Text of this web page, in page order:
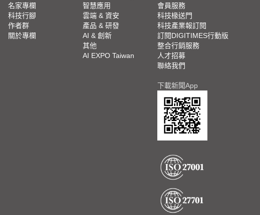
名家專欄
科技行腳
作者群
關於專欄
智慧應用
雲端 & 資安
產品 & 研發
AI & 創新
其他
AI EXPO Taiwan
會員服務
科技椽送門
科技產業報訂閱
訂閱DIGITIMES行動版
整合行銷服務
人才招募
聯絡我們
下載新聞App